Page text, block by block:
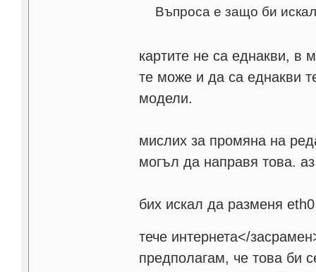
Въпроса е защо би
картите не са еднакви, в
те може и да са еднакви
модели.
мислих за промяна на
могъл да направя това.
бих искал да разменя
тече интернета</
предполагам, че това би